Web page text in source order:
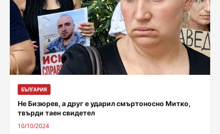
БЪЛГАРИЯ
Не Бизюрев, а друг е ударил смъртоносно Митко,
твърди таен свидетел
10/10/2024